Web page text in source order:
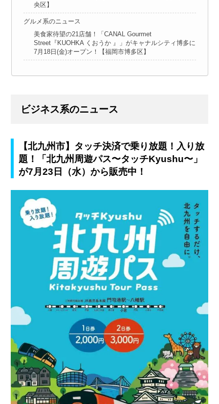
央区】
グルメ系のニュース
美食家待望の21店舗！「CANAL Gourmet
Street『KUOHKA くおうか 』」がキャナルシティ博多に
7月18日(金)オープン！【福岡市博多区】
ビジネス系のニュース
【北九州市】タッチ決済で乗り放題！入り放
題！「北九州周遊パス〜タッチKyushu〜」
が7月23日（水）から販売中！